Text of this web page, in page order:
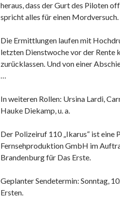
heraus, dass der Gurt des Piloten
spricht alles für einen Mordversuch.
Die Ermittlungen laufen mit
letzten Dienstwoche vor der Rente
zurücklassen. Und von einer
…
In weiteren Rollen: Ursina Lardi,
Hauke Diekamp, u. a.
Der Polizeiruf 110 „Ikarus“ ist
Fernsehproduktion GmbH im
Brandenburg für Das Erste.
Geplanter Sendetermin: Sonntag,
Ersten.